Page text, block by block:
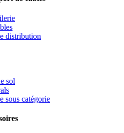
distribution
sol
sous catégorie